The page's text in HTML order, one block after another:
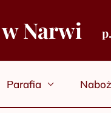
Narwi
Parafia